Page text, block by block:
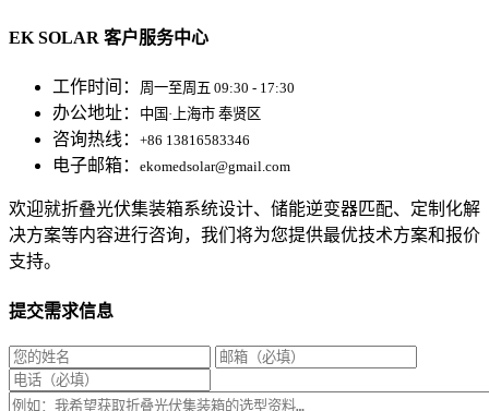
EK SOLAR 客户服务中心
工作时间： 周一至周五 09:30 - 17:30
办公地址： 中国·上海市 奉贤区
咨询热线： +86 13816583346
电子邮箱： ekomedsolar@gmail.com
欢迎就折叠光伏集装箱系统设计、储能逆变器匹配、定制化解
决方案等内容进行咨询，我们将为您提供最优技术方案和报价
支持。
提交需求信息